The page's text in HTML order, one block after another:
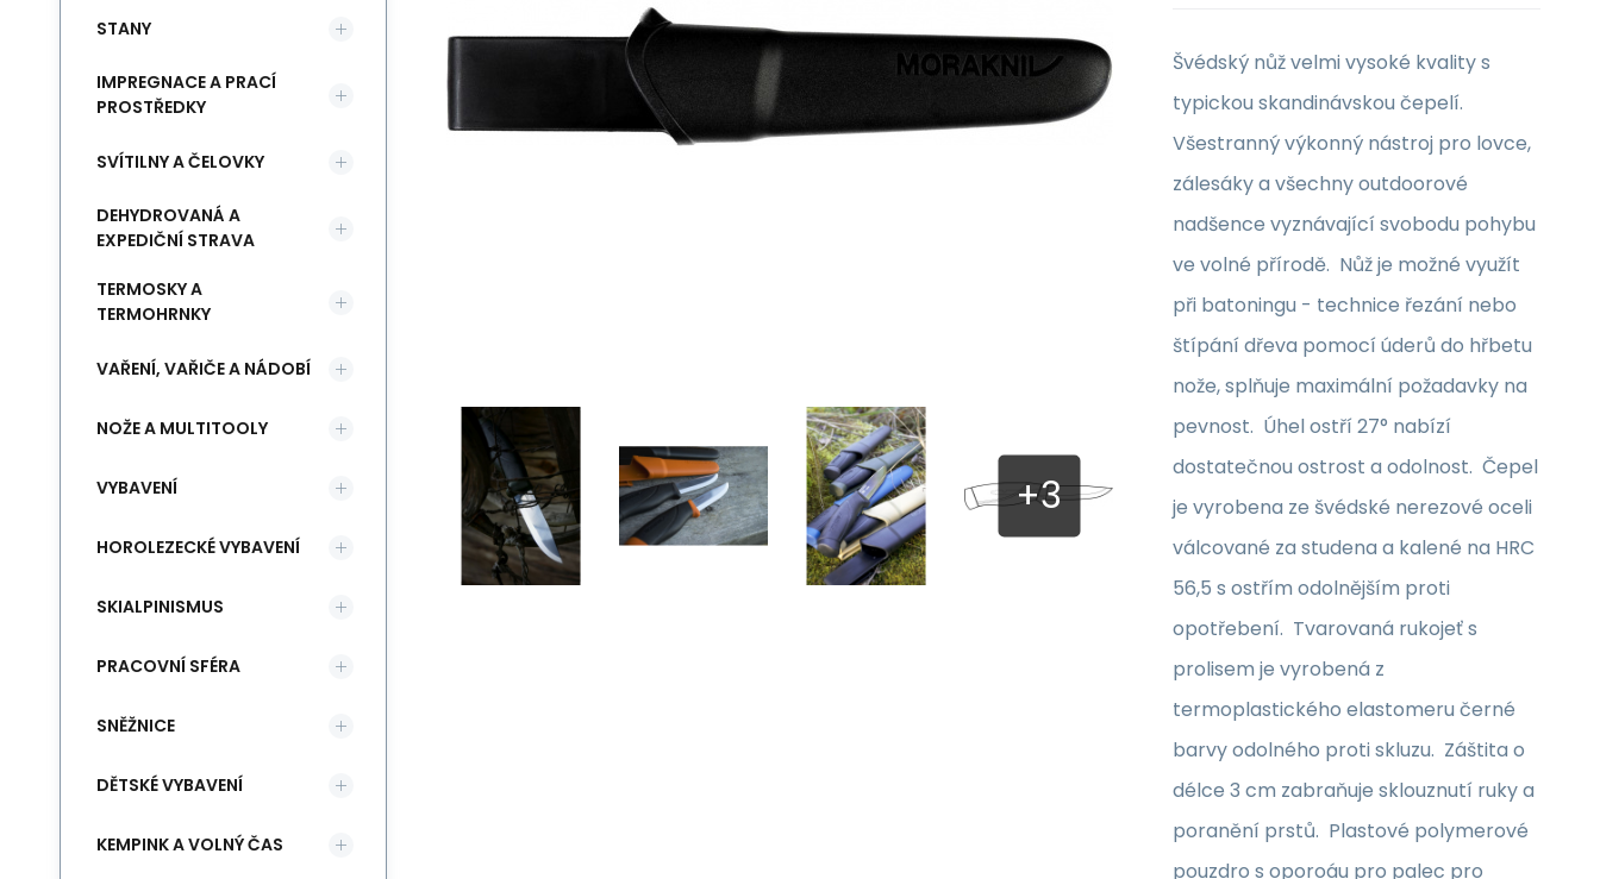
Švédský nůž velmi vysoké kvality s
typickou skandinávskou čepelí.
Všestranný výkonný nástroj pro lovce,
zálesáky a všechny outdoorové
nadšence vyznávající svobodu pohybu
ve volné přírodě. Nůž je možné využít
při batoningu - technice řezání nebo
štípání dřeva pomocí úderů do hřbetu
nože, splňuje maximální požadavky na
pevnost. Úhel ostří 27° nabízí
dostatečnou ostrost a odolnost. Čepel
je vyrobena ze švédské nerezové oceli
válcované za studena a kalené na HRC
56,5 s ostřím odolnějším proti
opotřebení. Tvarovaná rukojeť s
prolisem je vyrobená z
termoplastického elastomeru černé
barvy odolného proti skluzu. Záštita o
délce 3 cm zabraňuje sklouznutí ruky a
poranění prstů. Plastové polymerové
pouzdro s oporoáu pro palec pro
STANY
IMPREGNACE A PRACÍ
PROSTŘEDKY
SVÍTILNY A ČELOVKY
DEHYDROVANÁ A
EXPEDIČNÍ STRAVA
TERMOSKY A
TERMOHRNKY
VAŘENÍ, VAŘIČE A NÁDOBÍ
NOŽE A MULTITOOLY
VYBAVENÍ
HOROLEZECKÉ VYBAVENÍ
SKIALPINISMUS
PRACOVNÍ SFÉRA
SNĚŽNICE
DĚTSKÉ VYBAVENÍ
KEMPINK A VOLNÝ ČAS